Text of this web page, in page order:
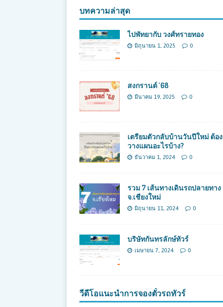
บทความล่าสุด
ไปพัทยากับ วงศ์ทรายทอง
มิถุนายน 1, 2025 0
สงกรานต์ ’68
มีนาคม 19, 2025 0
เตรียมตัวกลับบ้านวันปีใหม่ ต้อง
วางแผนอะไรบ้าง?
ธันวาคม 1, 2024 0
รวม 7 เส้นทางเดินรถปลายทาง
จ.เชียงใหม่
มิถุนายน 11, 2024 0
บริษัทกันทรลักษ์ทัวร์
เมษายน 7, 2024 0
วีดีโอแนะนำการจองตั๋วรถทัวร์